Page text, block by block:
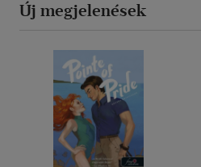
Új megjelenések